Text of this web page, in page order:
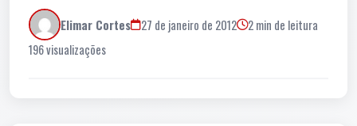
Elimar Cortes 27 de janeiro de 2012
2 min de leitura
196 visualizações